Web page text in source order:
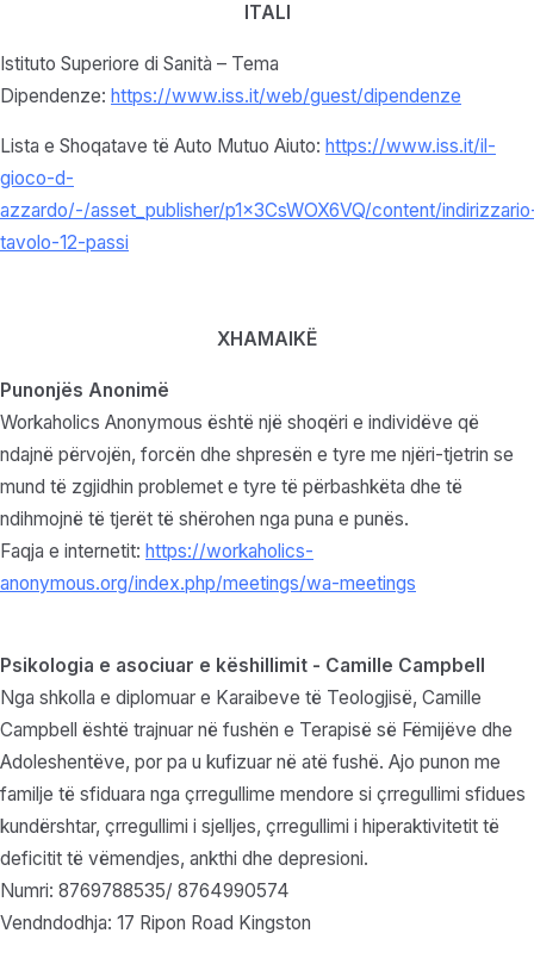
ITALI
Istituto Superiore di Sanità – Tema
Dipendenze: https://www.iss.it/web/guest/dipendenze
Lista e Shoqatave të Auto Mutuo Aiuto: https://www.iss.it/il-
gioco-d-
azzardo/-/asset_publisher/p1x3CsWOX6VQ/content/
tavolo-12-passi
XHAMAIKË
Punonjës Anonimë
Workaholics Anonymous është një shoqëri e individëve që
ndajnë përvojën, forcën dhe shpresën e tyre me njëri-tjetrin se
mund të zgjidhin problemet e tyre të përbashkëta dhe të
ndihmojnë të tjerët të shërohen nga puna e punës.
Faqja e internetit: https://workaholics-
anonymous.org/index.php/meetings/wa-meetings
Psikologia e asociuar e këshillimit - Camille Campbell
Nga shkolla e diplomuar e Karaibeve të Teologjisë, Camille
Campbell është trajnuar në fushën e Terapisë së Fëmijëve dhe
Adoleshentëve, por pa u kufizuar në atë fushë. Ajo punon me
familje të sfiduara nga çrregullime mendore si çrregullimi sfidues
kundërshtar, çrregullimi i sjelljes, çrregullimi i hiperaktivitetit të
deficitit të vëmendjes, ankthi dhe depresioni.
Numri: 8769788535/ 8764990574
Vendndodhja: 17 Ripon Road Kingston